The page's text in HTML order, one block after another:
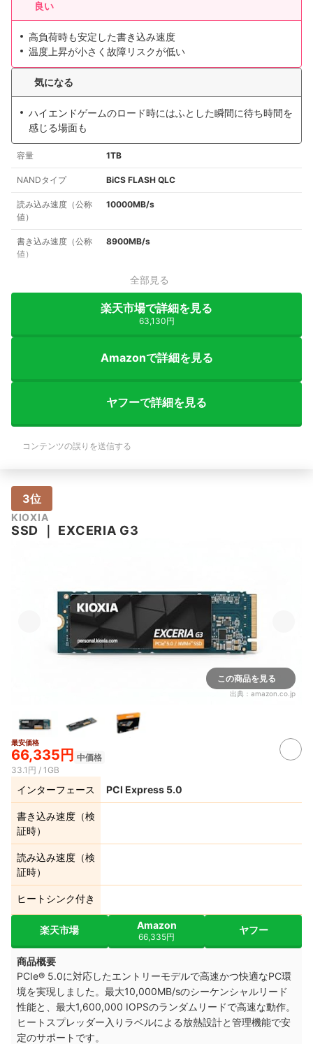
良い
高負荷時も安定した書き込み速度
温度上昇が小さく故障リスクが低い
気になる
ハイエンドゲームのロード時にはふとした瞬間に待ち時間を
感じる場面も
容量 1TB
NANDタイプ BiCS FLASH QLC
読み込み速度（公称
値）
10000MB/s
書き込み速度（公称
値）
8900MB/s
全部見る
楽天市場で詳細を見る
63,130円
Amazonで詳細を見る
ヤフーで詳細を見る
コンテンツの誤りを送信する
3位
KIOXIA
SSD ｜ EXCERIA G3
この商品を見る
出典： amazon.co.jp
最安価格
66,335円 中価格
33.1円 / 1GB
インターフェース PCI Express 5.0
書き込み速度（検
証時）
読み込み速度（検
証時）
ヒートシンク付き
楽天市場 Amazon
66,335円
ヤフー
商品概要
PCIe® 5.0に対応したエントリーモデルで高速かつ快適なPC環
境を実現しました。最大10,000MB/sのシーケンシャルリード
性能と、最大1,600,000 IOPSのランダムリードで高速な動作。
ヒートスプレッダー入りラベルによる放熱設計と管理機能で安
定のサポートです。